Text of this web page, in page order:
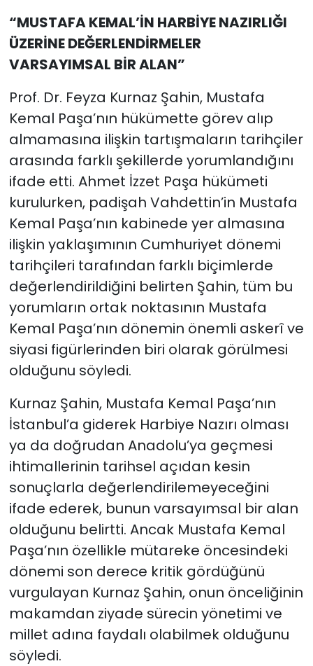
“MUSTAFA KEMAL’İN HARBİYE NAZIRLIĞI
ÜZERİNE DEĞERLENDİRMELER
VARSAYIMSAL BİR ALAN”
Prof. Dr. Feyza Kurnaz Şahin, Mustafa
Kemal Paşa’nın hükümette görev alıp
almamasına ilişkin tartışmaların tarihçiler
arasında farklı şekillerde yorumlandığını
ifade etti. Ahmet İzzet Paşa hükümeti
kurulurken, padişah Vahdettin’in Mustafa
Kemal Paşa’nın kabinede yer almasına
ilişkin yaklaşımının Cumhuriyet dönemi
tarihçileri tarafından farklı biçimlerde
değerlendirildiğini belirten Şahin, tüm bu
yorumların ortak noktasının Mustafa
Kemal Paşa’nın dönemin önemli askerî ve
siyasi figürlerinden biri olarak görülmesi
olduğunu söyledi.
Kurnaz Şahin, Mustafa Kemal Paşa’nın
İstanbul’a giderek Harbiye Nazırı olması
ya da doğrudan Anadolu’ya geçmesi
ihtimallerinin tarihsel açıdan kesin
sonuçlarla değerlendirilemeyeceğini
ifade ederek, bunun varsayımsal bir alan
olduğunu belirtti. Ancak Mustafa Kemal
Paşa’nın özellikle mütareke öncesindeki
dönemi son derece kritik gördüğünü
vurgulayan Kurnaz Şahin, onun önceliğinin
makamdan ziyade sürecin yönetimi ve
millet adına faydalı olabilmek olduğunu
söyledi.